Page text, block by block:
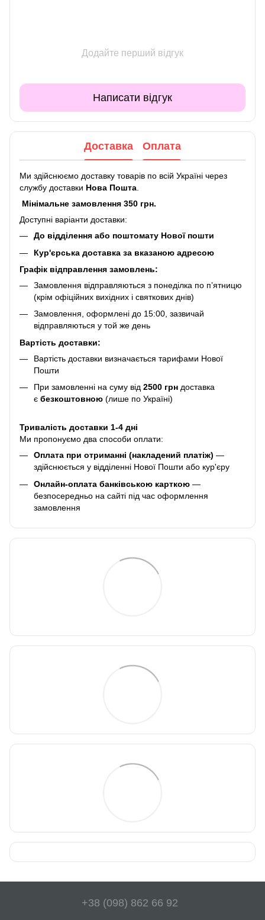
Додайте перший відгук
Написати відгук
Доставка Оплата
Ми здійснюємо доставку товарів по всій Україні через
службу доставки Нова Пошта
Мінімальне замовлення 350 грн.
Доступні варіанти доставки:
До відділення або поштомату Нової пошти
Кур'єрська доставка за вказаною адресою
Графік відправлення замовлень:
Замовлення відправляються з понеділка по п’ятницю
(крім офіційних вихідних і святкових днів)
Замовлення, оформлені до 15:00, зазвичай
відправляються у той же день
Вартість доставки:
Вартість доставки визначається тарифами Нової
Пошти
При замовленні на суму від 2500 грн доставка
є безкоштовною (лише по Україні)
Тривалість доставки 1-4 дні
Ми пропонуємо два способи оплати:
Оплата при отриманні (накладений платіж) —
здійснюється у відділенні Нової Пошти або кур'єру
Онлайн-оплата банківською карткою —
безпосередньо на сайті під час оформлення
замовлення
+38 (098) 862 66 92